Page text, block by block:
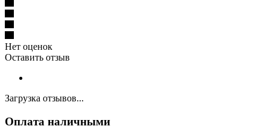
Нет оценок
Оставить отзыв
Загрузка отзывов...
Оплата наличными